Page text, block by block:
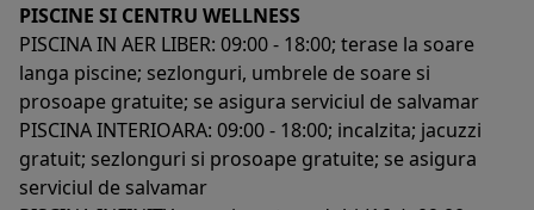
PISCINE SI CENTRU WELLNESS
PISCINA IN AER LIBER: 09:00 - 18:00; terase la soare
langa piscine; sezlonguri, umbrele de soare si
prosoape gratuite; se asigura serviciul de salvamar
PISCINA INTERIOARA: 09:00 - 18:00; incalzita; jacuzzi
gratuit; sezlonguri si prosoape gratuite; se asigura
serviciul de salvamar